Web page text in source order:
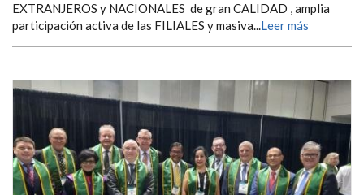
EXTRANJEROS y NACIONALES de gran CALIDAD , amplia
participación activa de las FILIALES y masiva...Leer más